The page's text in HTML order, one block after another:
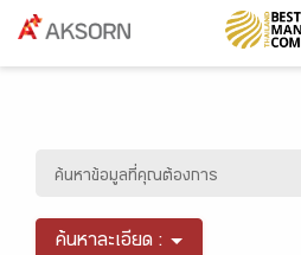
ค้นหาละเอียด :